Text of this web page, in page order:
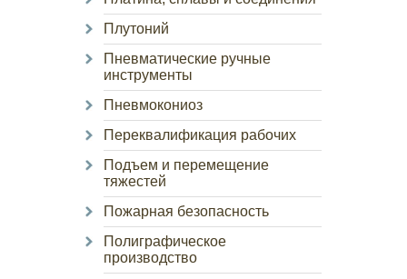
Плутоний
Пневматические ручные
инструменты
Пневмокониоз
Переквалификация рабочих
Подъем и перемещение
тяжестей
Пожарная безопасность
Полиграфическое
производство